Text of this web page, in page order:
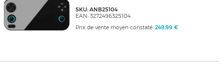
SKU: ANB25104
EAN: 3272496325104
Prix de vente moyen constaté: 249,99 €